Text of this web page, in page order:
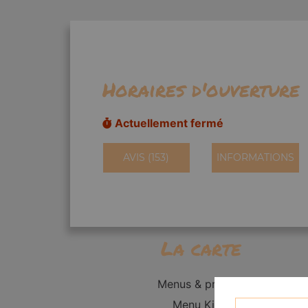
Horaires d'ouverture
Actuellement fermé
AVIS (153) INFORMATIONS
La carte
Menus & promos
Menu Kid's